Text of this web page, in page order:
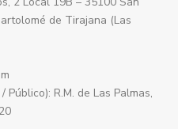
de Tirajana (Las
R.M. de Las Palmas,